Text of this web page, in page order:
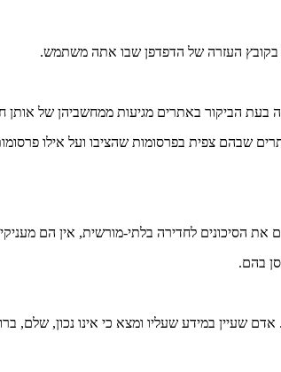
הביקור באתרים מגיעות ממחשביהן של אותן
הסיכונים לחדירה בלתי-מורשית, אין הם
בהם.